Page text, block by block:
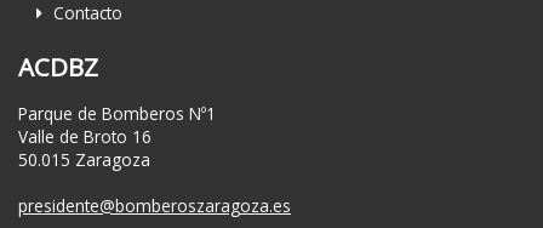
Contacto
ACDBZ
Parque de Bomberos Nº1
Valle de Broto 16
50.015 Zaragoza
presidente@bomberoszaragoza.es